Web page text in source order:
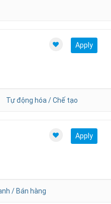
Apply
Tự động hóa / Chế tạo
Apply
/ Bán hàng